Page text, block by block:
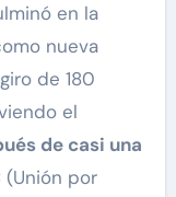
en la
nueva
de 180
el
de casi una
(Unión por